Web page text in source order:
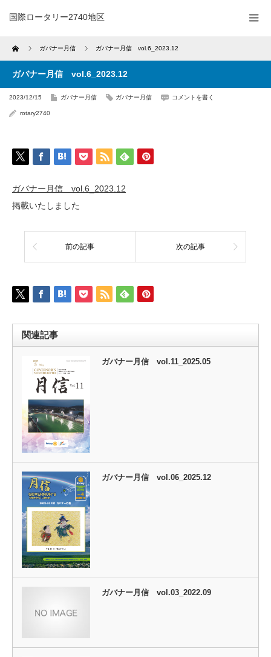
国際ロータリー2740地区
Home ガバナー月信 ガバナー月信 vol.6_2023.12
ガバナー月信 vol.6_2023.12
2023/12/15 ガバナー月信 ガバナー月信 コメントを書く
rotary2740
ガバナー月信 vol.6_2023.12
掲載いたしました
前の記事 次の記事
関連記事
ガバナー月信 vol.11_2025.05
ガバナー月信 vol.06_2025.12
ガバナー月信 vol.03_2022.09